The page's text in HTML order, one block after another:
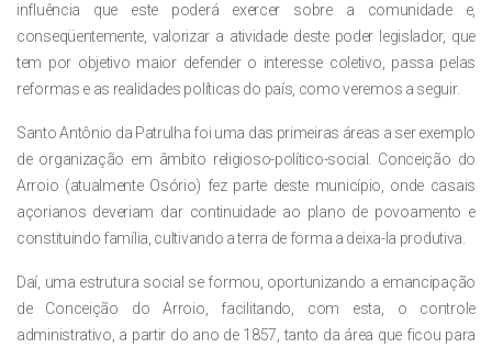
influência que este poderá exercer sobre a comunidade e,
conseqüentemente, valorizar a atividade deste poder legislador, que
tem por objetivo maior defender o interesse coletivo, passa pelas
reformas e as realidades políticas do país, como veremos a seguir.
Santo Antônio da Patrulha foi uma das primeiras áreas a ser exemplo
de organização em âmbito religioso-político-social. Conceição do
Arroio (atualmente Osório) fez parte deste município, onde casais
açorianos deveriam dar continuidade ao plano de povoamento e
constituindo família, cultivando a terra de forma a deixa-la produtiva.
Daí, uma estrutura social se formou, oportunizando a emancipação
de Conceição do Arroio, facilitando, com esta, o controle
administrativo, a partir do ano de 1857, tanto da área que ficou para